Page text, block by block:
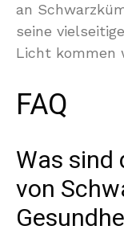
an
seine
Licht kommen
FAQ
Was sind
von